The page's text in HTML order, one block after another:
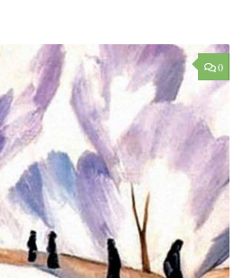
0